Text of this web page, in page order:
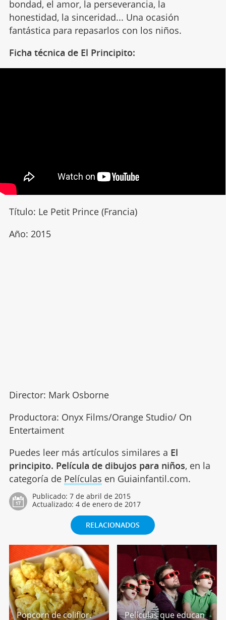
bondad, el amor, la perseverancia, la
honestidad, la sinceridad... Una ocasión
fantástica para repasarlos con los niños.
Ficha técnica de El Principito:
Título: Le Petit Prince (Francia)
Año: 2015
Director: Mark Osborne
Productora: Onyx Films/Orange Studio/ On
Entertaiment
Puedes leer más artículos similares a El
principito. Película de dibujos para niños, en la
categoría de Películas en Guiainfantil.com.
Publicado: 7 de abril de 2015
Actualizado: 4 de enero de 2017
RELACIONADOS
Popcorn de coliflor.
Películas que educan